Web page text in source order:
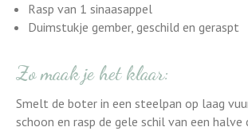
Rasp van 1 sinaasappel
Duimstukje gember, geschild en geraspt
Zo maak je het klaar:
Smelt de boter in een steelpan op laag
schoon en rasp de gele schil van een